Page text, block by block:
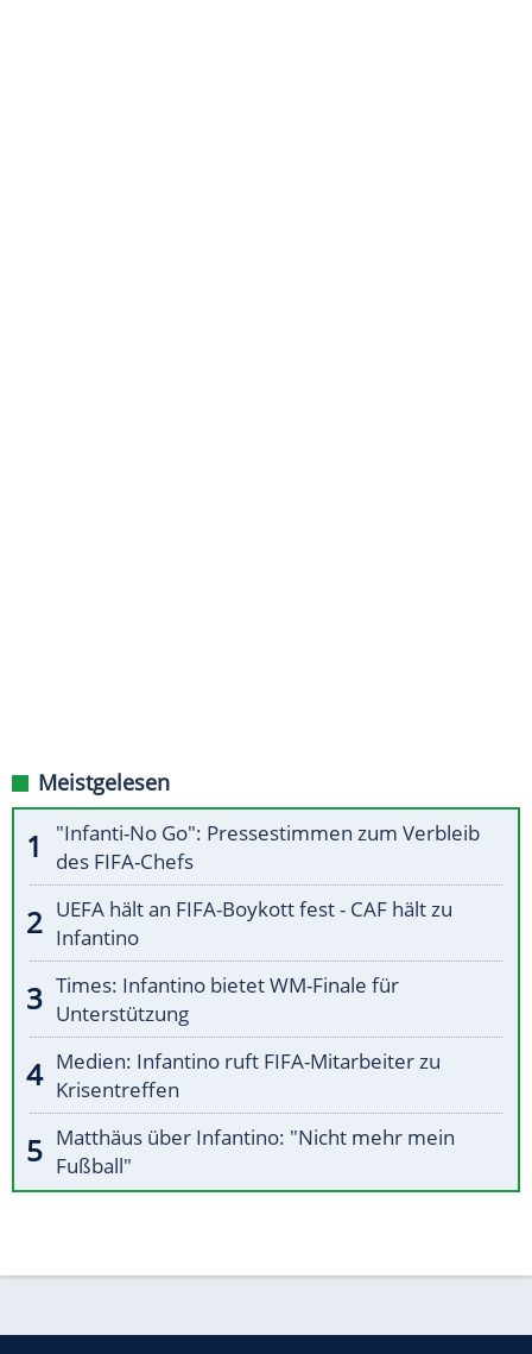
Meistgelesen
"Infanti-No Go": Pressestimmen zum Verbleib
des FIFA-Chefs
UEFA hält an FIFA-Boykott fest - CAF hält zu
Infantino
Times: Infantino bietet WM-Finale für
Unterstützung
Medien: Infantino ruft FIFA-Mitarbeiter zu
Krisentreffen
Matthäus über Infantino: "Nicht mehr mein
Fußball"